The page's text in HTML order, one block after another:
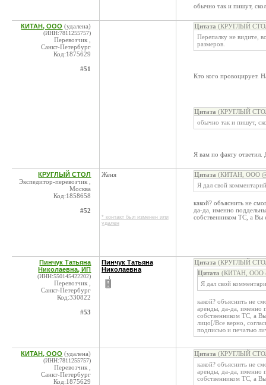
обычно так и пишут,
КИТАН, ООО (удалена)
(ИНН:7811255757)
Перевозчик ,
Санкт-Петербург
Код:1875629
#51
Цитата (КРУГЛЫЙ
Перепалку не видите,
размеров.
Кто кого провоцирует.
Цитата (КРУГЛЫЙ
обычно так и пишут,
Я вам по факту ответил.
КРУГЛЫЙ СТОЛ
Экспедитор-перевозчик ,
Москва
Код:1858658
#52
Женя
* контакт был изменен или
удален
Цитата (КИТАН, ООО @
Я дал свой
какой? объяснить не
да-да, именно
собственником ТС, а Вы
Пинчук Татьяна
Николаевна, ИП
(ИНН:550145422202)
Перевозчик ,
Санкт-Петербург
Код:330822
#53
Пинчук Татьяна
Николаевна
Цитата (КРУГЛЫЙ
Цитата (КИТАН, ООО
Я дал свой
какой? объяснить не
аренды, да-да, именно
собственником ТС, а Вы
лицо[/Все верно,
подписью и печатью
КИТАН, ООО (удалена)
(ИНН:7811255757)
Перевозчик ,
Санкт-Петербург
Код:1875629
Цитата (КРУГЛЫЙ
какой? объяснить не
аренды, да-да, именно
собственником ТС, а